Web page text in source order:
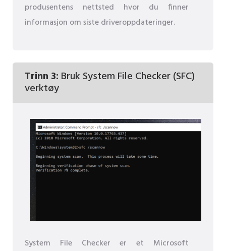
produsentens nettsted hvor du finner
informasjon om siste driveroppdateringer.
Trinn 3: Bruk System File Checker (SFC)
verktøy
System File Checker er et Microsoft